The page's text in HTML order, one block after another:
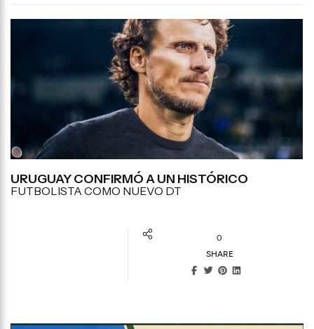
URUGUAY CONFIRMÓ A UN HISTÓRICO
FUTBOLISTA COMO NUEVO DT
0
SHARE